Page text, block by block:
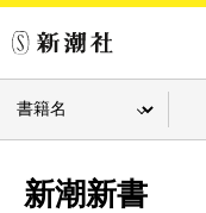
新潮新書